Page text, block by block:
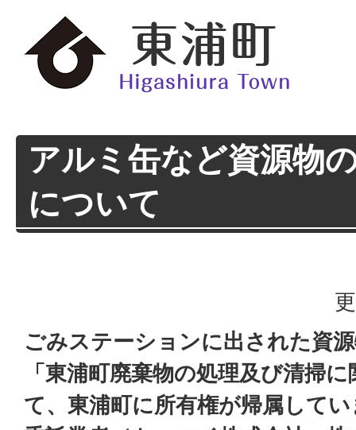
アルミ缶など資源物
について
ごみステーションに出された資
「東浦町廃棄物の処理及び清掃
て、東浦町に所有権が帰属して